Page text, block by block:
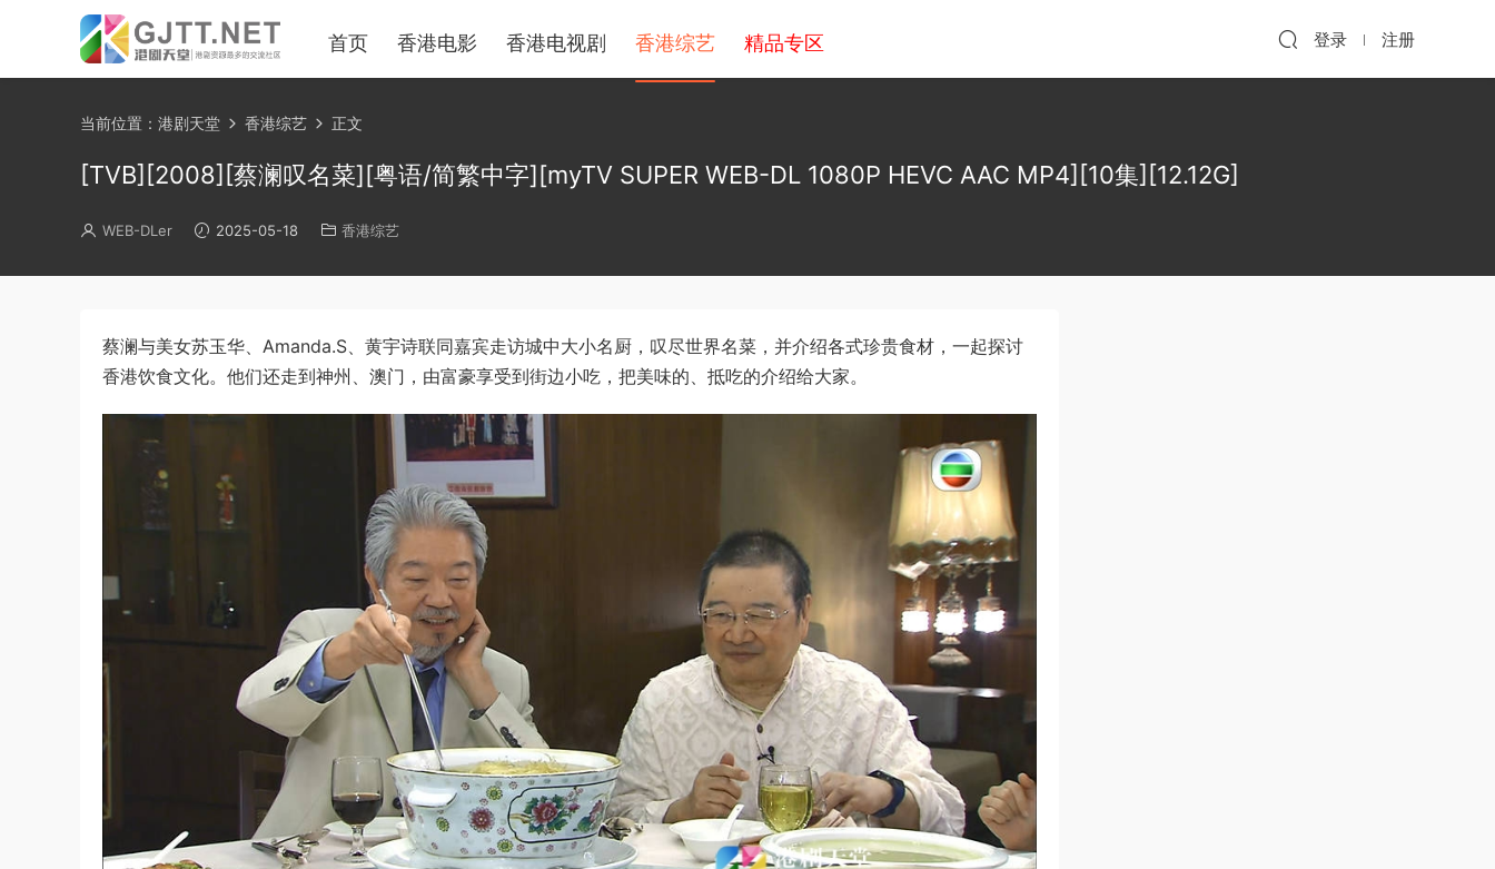
首页 香港电影 香港电视剧 香港综艺 精品专区 登录 注册
当前位置： 港剧天堂 香港综艺 正文
[TVB][2008][蔡澜叹名菜][粤语/简繁中字][myTV SUPER WEB-DL 1080P HEVC AAC MP4][10集][12.12G]
WEB-DLer 2025-05-18 香港综艺
蔡澜与美女苏玉华、Amanda.S、黄宇诗联同嘉宾走访城中大小名厨，叹尽世界名菜，并介绍各式珍贵食材，一起探讨
香港饮食文化。他们还走到神州、澳门，由富豪享受到街边小吃，把美味的、抵吃的介绍给大家。